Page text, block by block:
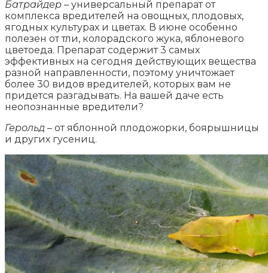
Батрайдер – универсальный препарат от
комплекса вредителей на овощных, плодовых,
ягодных культурах и цветах. В июне особенно
полезен от тли, колорадского жука, яблоневого
цветоеда. Препарат содержит 3 самых
эффективных на сегодня действующих вещества
разной направленности, поэтому уничтожает
более 30 видов вредителей, которых вам не
придется разгадывать. На вашей даче есть
неопознанные вредители?
Герольд – от яблонной плодожорки, боярышницы
и других гусениц.